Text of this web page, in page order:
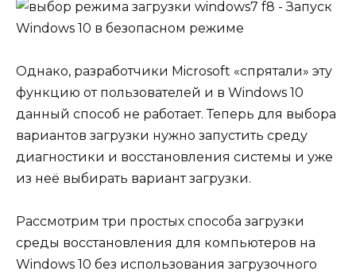
Однако, разработчики Microsoft «спрятали» эту
функцию от пользователей и в Windows 10
данный способ не работает. Теперь для выбора
вариантов загрузки нужно запустить среду
диагностики и восстановления системы и уже
из неё выбирать вариант загрузки.
Рассмотрим три простых способа загрузки
среды восстановления для компьютеров на
Windows 10 без использования загрузочного